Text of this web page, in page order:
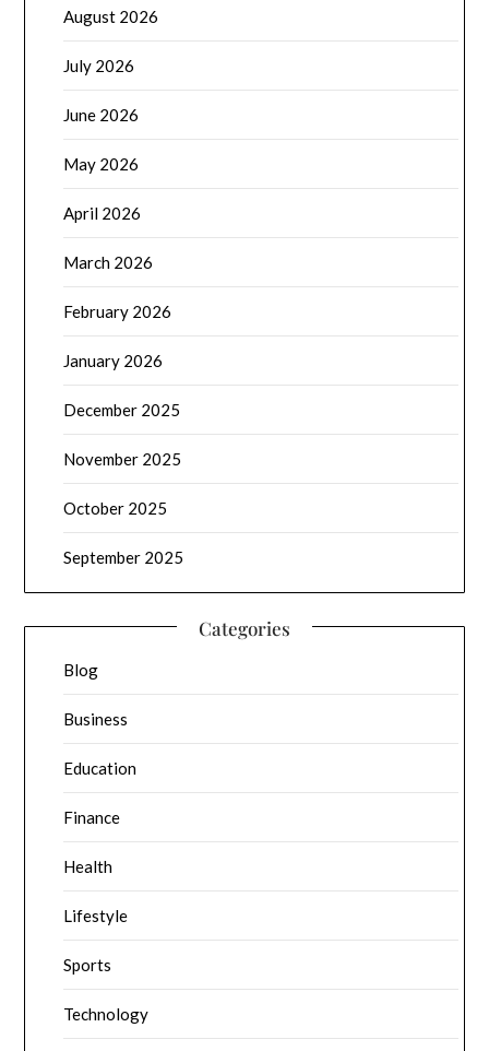
August 2026
July 2026
June 2026
May 2026
April 2026
March 2026
February 2026
January 2026
December 2025
November 2025
October 2025
September 2025
Categories
Blog
Business
Education
Finance
Health
Lifestyle
Sports
Technology